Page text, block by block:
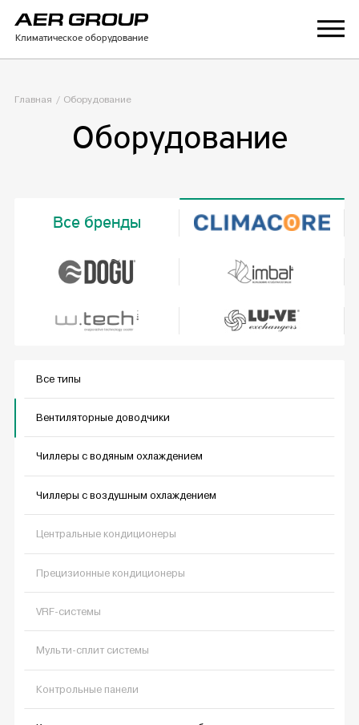
Климатическое оборудование
Главная Оборудование
Оборудование
Все бренды
Все типы
Вентиляторные доводчики
Чиллеры с водяным охлаждением
Чиллеры с воздушным охлаждением
Центральные кондиционеры
Прецизионные кондиционеры
VRF-системы
Мульти-сплит системы
Контрольные панели